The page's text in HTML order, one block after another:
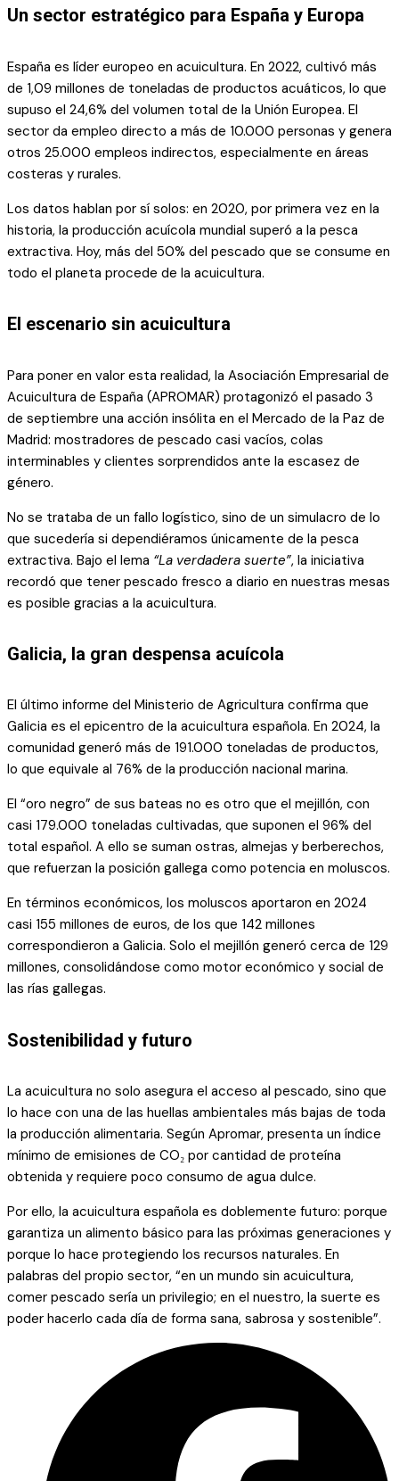
Un sector estratégico para España y Europa
España es líder europeo en acuicultura. En 2022, cultivó más
de 1,09 millones de toneladas de productos acuáticos, lo que
supuso el 24,6% del volumen total de la Unión Europea. El
sector da empleo directo a más de 10.000 personas y genera
otros 25.000 empleos indirectos, especialmente en áreas
costeras y rurales.
Los datos hablan por sí solos: en 2020, por primera vez en la
historia, la producción acuícola mundial superó a la pesca
extractiva. Hoy, más del 50% del pescado que se consume en
todo el planeta procede de la acuicultura.
El escenario sin acuicultura
Para poner en valor esta realidad, la Asociación Empresarial de
Acuicultura de España (APROMAR) protagonizó el pasado 3
de septiembre una acción insólita en el Mercado de la Paz de
Madrid: mostradores de pescado casi vacíos, colas
interminables y clientes sorprendidos ante la escasez de
género.
No se trataba de un fallo logístico, sino de un simulacro de lo
que sucedería si dependiéramos únicamente de la pesca
extractiva. Bajo el lema “La verdadera suerte”, la iniciativa
recordó que tener pescado fresco a diario en nuestras mesas
es posible gracias a la acuicultura.
Galicia, la gran despensa acuícola
El último informe del Ministerio de Agricultura confirma que
Galicia es el epicentro de la acuicultura española. En 2024, la
comunidad generó más de 191.000 toneladas de productos,
lo que equivale al 76% de la producción nacional marina.
El “oro negro” de sus bateas no es otro que el mejillón, con
casi 179.000 toneladas cultivadas, que suponen el 96% del
total español. A ello se suman ostras, almejas y berberechos,
que refuerzan la posición gallega como potencia en moluscos.
En términos económicos, los moluscos aportaron en 2024
casi 155 millones de euros, de los que 142 millones
correspondieron a Galicia. Solo el mejillón generó cerca de 129
millones, consolidándose como motor económico y social de
las rías gallegas.
Sostenibilidad y futuro
La acuicultura no solo asegura el acceso al pescado, sino que
lo hace con una de las huellas ambientales más bajas de toda
la producción alimentaria. Según Apromar, presenta un índice
mínimo de emisiones de CO₂ por cantidad de proteína
obtenida y requiere poco consumo de agua dulce.
Por ello, la acuicultura española es doblemente futuro: porque
garantiza un alimento básico para las próximas generaciones y
porque lo hace protegiendo los recursos naturales. En
palabras del propio sector, “en un mundo sin acuicultura,
comer pescado sería un privilegio; en el nuestro, la suerte es
poder hacerlo cada día de forma sana, sabrosa y sostenible”.